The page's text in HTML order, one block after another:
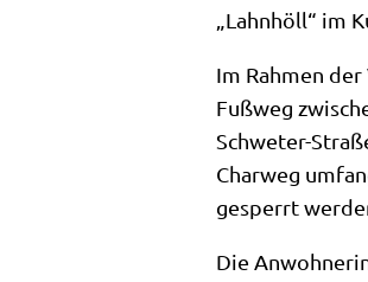
„Lahnhöll“ im
Im Rahmen
Fußweg
Schweter-
Charweg
gesperrt
Die